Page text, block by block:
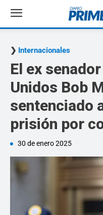
Internacionales
El ex
Unidos Bob
sentenciado
prisión por
30 de enero 2025